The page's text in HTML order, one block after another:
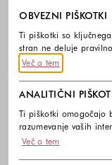
10% popust
Izberite, katere
OBVEZNI PIŠKOTKI
Ti piškotki so
stran ne deluje
Več o tem
ANALITIČNI
Ti piškotki omogočajo
razumevanje vaših
Več o tem